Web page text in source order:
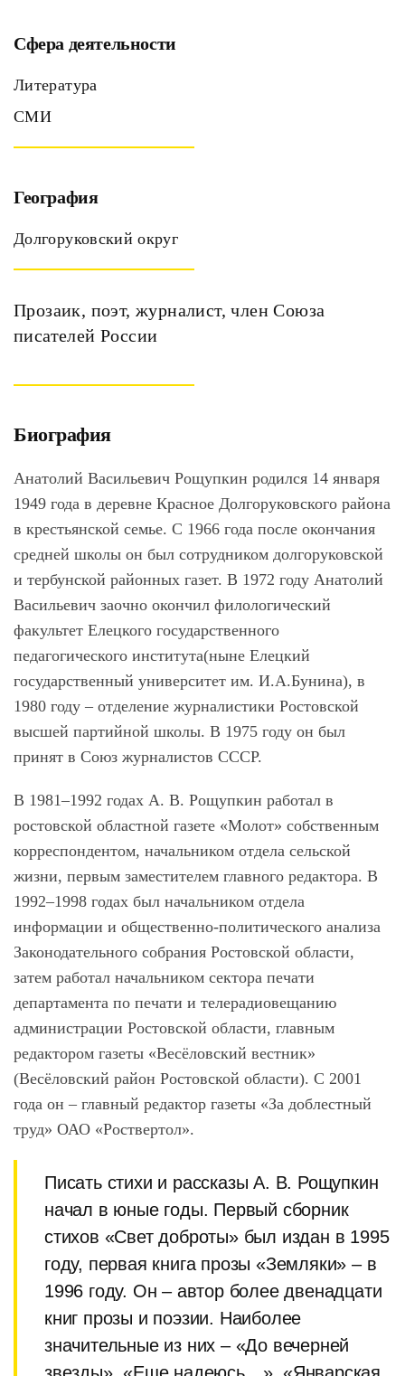
Прозаик, поэт, журналист, член Союза
писателей России
Биография
Анатолий Васильевич Рощупкин родился 14 января
1949 года в деревне Красное Долгоруковского района
в крестьянской семье. С 1966 года после окончания
средней школы он был сотрудником долгоруковской
и тербунской районных газет. В 1972 году Анатолий
Васильевич заочно окончил филологический
факультет Елецкого государственного
педагогического института(ныне Елецкий
государственный университет им. И.А.Бунина), в
1980 году – отделение журналистики Ростовской
высшей партийной школы. В 1975 году он был
принят в Союз журналистов СССР.
В 1981–1992 годах А. В. Рощупкин работал в
ростовской областной газете «Молот» собственным
корреспондентом, начальником отдела сельской
жизни, первым заместителем главного редактора. В
1992–1998 годах был начальником отдела
информации и общественно-политического анализа
Законодательного собрания Ростовской области,
затем работал начальником сектора печати
департамента по печати и телерадиовещанию
администрации Ростовской области, главным
редактором газеты «Весёловский вестник»
(Весёловский район Ростовской области). С 2001
года он – главный редактор газеты «За доблестный
труд» ОАО «Роствертол».
Писать стихи и рассказы А. В. Рощупкин
начал в юные годы. Первый сборник
стихов «Свет доброты» был издан в 1995
году, первая книга прозы «Земляки» – в
1996 году. Он – автор более двенадцати
книг прозы и поэзии. Наиболее
значительные из них – «До вечерней
Сфера деятельности
Литература
СМИ
География
Долгоруковский округ